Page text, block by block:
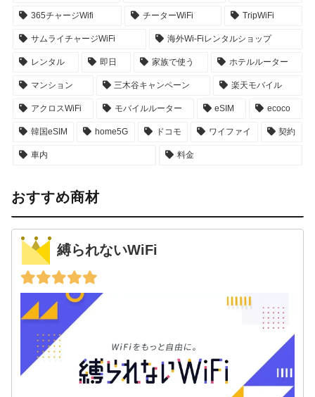
365チャージWifi チーターWiFi TripWiFi
サムライチャージWiFi 海外Wi-Fiレンタルショップ
レンタル 即日 家族で使う ホテルルーター
マンション 三木谷キャンペーン 楽天モバイル
アクロスWiFi モバイルルーター eSIM ecoco
韓国eSIM home5G ドコモ ワイファイ 契約
車内 料金
おすすめ商材
縛られないWiFi